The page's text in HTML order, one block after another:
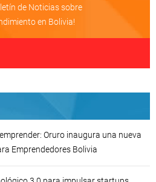
de Noticias sobre
en Bolivia!
Oruro inaugura una nueva
Emprendedores Bolivia